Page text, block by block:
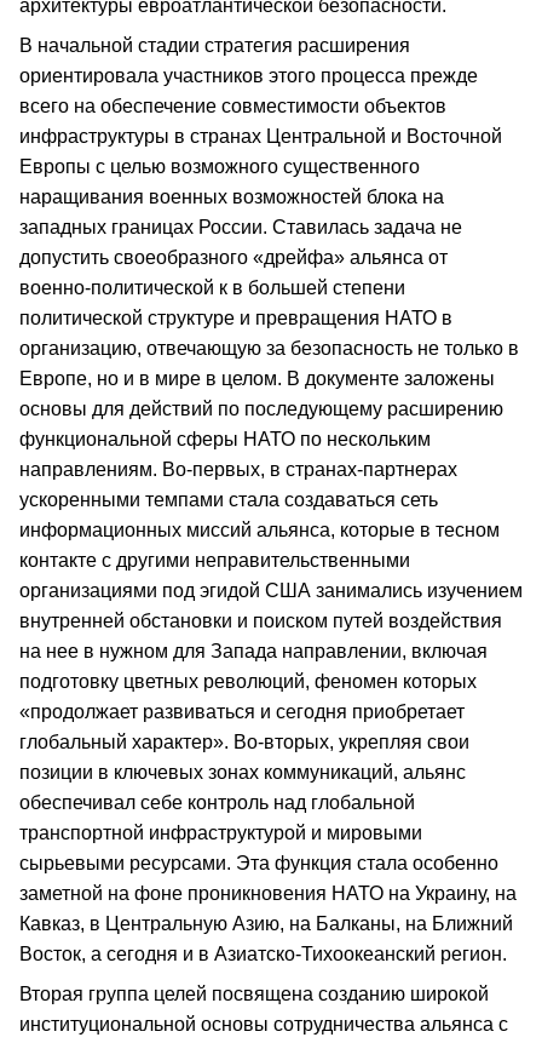
архитектуры евроатлантической безопасности.
В начальной стадии стратегия расширения
ориентировала участников этого процесса прежде
всего на обеспечение совместимости объектов
инфраструктуры в странах Центральной и Восточной
Европы с целью возможного существенного
наращивания военных возможностей блока на
западных границах России. Ставилась задача не
допустить своеобразного «дрейфа» альянса от
военно-политической к в большей степени
политической структуре и превращения НАТО в
организацию, отвечающую за безопасность не только в
Европе, но и в мире в целом. В документе заложены
основы для действий по последующему расширению
функциональной сферы НАТО по нескольким
направлениям. Во-первых, в странах-партнерах
ускоренными темпами стала создаваться сеть
информационных миссий альянса, которые в тесном
контакте с другими неправительственными
организациями под эгидой США занимались изучением
внутренней обстановки и поиском путей воздействия
на нее в нужном для Запада направлении, включая
подготовку цветных революций, феномен которых
«продолжает развиваться и сегодня приобретает
глобальный характер». Во-вторых, укрепляя свои
позиции в ключевых зонах коммуникаций, альянс
обеспечивал себе контроль над глобальной
транспортной инфраструктурой и мировыми
сырьевыми ресурсами. Эта функция стала особенно
заметной на фоне проникновения НАТО на Украину, на
Кавказ, в Центральную Азию, на Балканы, на Ближний
Восток, а сегодня и в Азиатско-Тихоокеанский регион.
Вторая группа целей посвящена созданию широкой
институциональной основы сотрудничества альянса с